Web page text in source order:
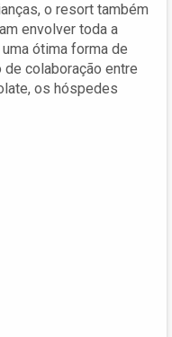
o resort também
envolver toda a
ótima forma de
colaboração entre
os hóspedes